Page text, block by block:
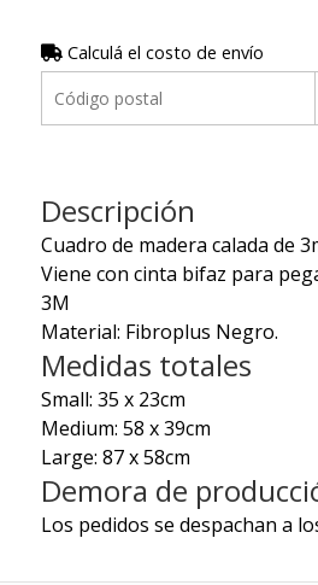
Calculá el costo de envío
Descripción
Cuadro de madera calada de
Viene con cinta bifaz para
3M
Material: Fibroplus Negro.
Medidas totales
Small: 35 x 23cm
Medium: 58 x 39cm
Large: 87 x 58cm
Demora de
Los pedidos se despachan a